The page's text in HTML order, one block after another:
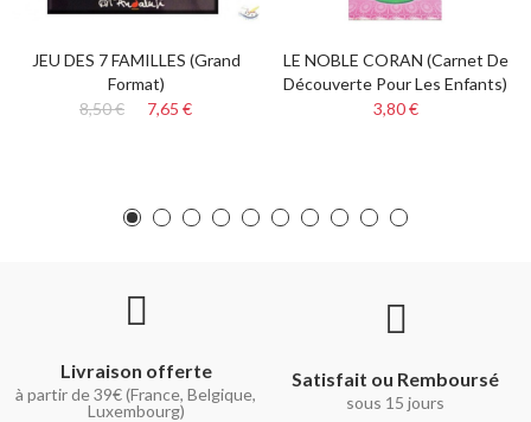
JEU DES 7 FAMILLES (Grand
Format)
8,50 €
7,65 €
LE NOBLE CORAN (carnet De
Découverte Pour Les Enfants)
3,80 €
Livraison offerte
à partir de 39€ (France, Belgique,
Luxembourg)
Satisfait ou Remboursé
sous 15 jours